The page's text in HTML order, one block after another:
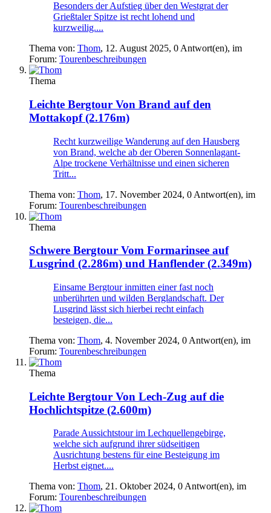
Besonders der Aufstieg über den Westgrat der
Grießtaler Spitze ist recht lohend und
kurzweilig....
Thema von: Thom, 12. August 2025, 0 Antwort(en), im
Forum: Tourenbeschreibungen
Thema
Leichte Bergtour Von Brand auf den
Mottakopf (2.176m)
Recht kurzweilige Wanderung auf den Hausberg
von Brand, welche ab der Oberen Sonnenlagant-
Alpe trockene Verhältnisse und einen sicheren
Tritt...
Thema von: Thom, 17. November 2024, 0 Antwort(en), im
Forum: Tourenbeschreibungen
Thema
Schwere Bergtour Vom Formarinsee auf
Lusgrind (2.286m) und Hanflender (2.349m)
Einsame Bergtour inmitten einer fast noch
unberührten und wilden Berglandschaft. Der
Lusgrind lässt sich hierbei recht einfach
besteigen, die...
Thema von: Thom, 4. November 2024, 0 Antwort(en), im
Forum: Tourenbeschreibungen
Thema
Leichte Bergtour Von Lech-Zug auf die
Hochlichtspitze (2.600m)
Parade Aussichtstour im Lechquellengebirge,
welche sich aufgrund ihrer südseitigen
Ausrichtung bestens für eine Besteigung im
Herbst eignet....
Thema von: Thom, 21. Oktober 2024, 0 Antwort(en), im
Forum: Tourenbeschreibungen